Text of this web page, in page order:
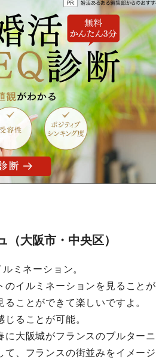
大阪市・中央区）
ミネーション。
のイルミネーションを見ることが
ことができて楽しいですよ。
ることが可能。
に大阪城がフランスのブルターニ
、フランスの街並みをイメージ